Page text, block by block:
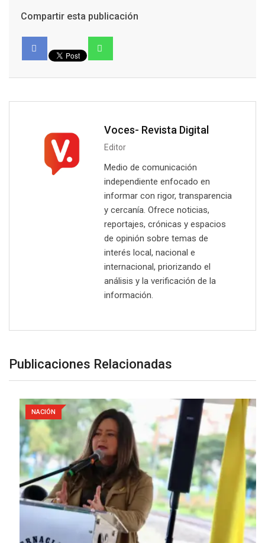
Compartir esta publicación
Voces- Revista Digital
Editor
Medio de comunicación
independiente enfocado en
informar con rigor, transparencia
y cercanía. Ofrece noticias,
reportajes, crónicas y espacios
de opinión sobre temas de
interés local, nacional e
internacional, priorizando el
análisis y la verificación de la
información.
Publicaciones Relacionadas
NACIÓN